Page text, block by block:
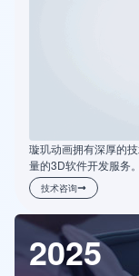
璇玑动画拥有深厚的
量的3D软件开发服务。
技术咨询
2025